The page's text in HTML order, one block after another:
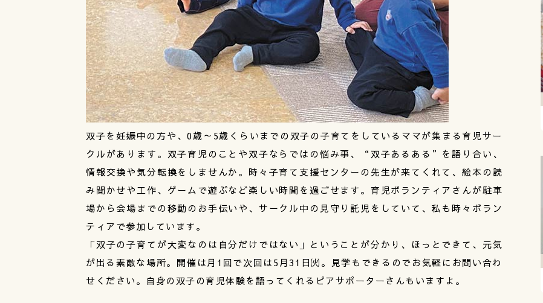
双子を妊娠中の方や、0歳～5歳くらいまでの双子の子育てをしているママが集まる育児サー
クルがあります。双子育児のことや双子ならではの悩み事、“双子あるある”を語り合い、
情報交換や気分転換をしませんか。時々子育て支援センターの先生が来てくれて、絵本の読
み聞かせや工作、ゲームで遊ぶなど楽しい時間を過ごせます。育児ボランティアさんが駐車
場から会場までの移動のお手伝いや、サークル中の見守り託児をしていて、私も時々ボラン
ティアで参加しています。
「双子の子育てが大変なのは自分だけではない」ということが分かり、ほっとできて、元気
が出る素敵な場所。開催は月1回で次回は5月31日㈫。見学もできるのでお気軽にお問い合わ
せください。自身の双子の育児体験を語ってくれるピアサポーターさんもいますよ。